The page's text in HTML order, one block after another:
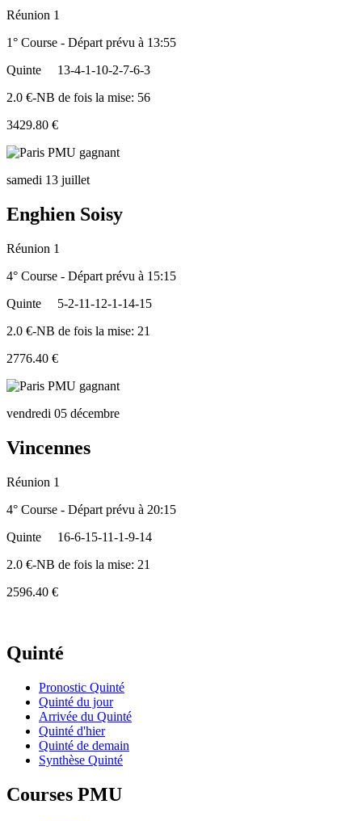
Réunion 1
1° Course - Départ prévu à 13:55
Quinte
13-4-1-10-2-7-6-3
2.0 €-NB de fois la mise: 56
3429.80 €
samedi 13 juillet
Enghien Soisy
Réunion 1
4° Course - Départ prévu à 15:15
Quinte
5-2-11-12-1-14-15
2.0 €-NB de fois la mise: 21
2776.40 €
vendredi 05 décembre
Vincennes
Réunion 1
4° Course - Départ prévu à 20:15
Quinte
16-6-15-11-1-9-14
2.0 €-NB de fois la mise: 21
2596.40 €
Quinté
Pronostic Quinté
Quinté du jour
Arrivée du Quinté
Quinté d'hier
Quinté de demain
Synthèse Quinté
Courses PMU